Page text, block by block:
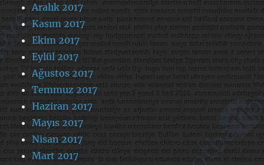
Aralık 2017
Kasım 2017
Ekim 2017
Eylül 2017
Ağustos 2017
Temmuz 2017
Haziran 2017
Mayıs 2017
Nisan 2017
Mart 2017